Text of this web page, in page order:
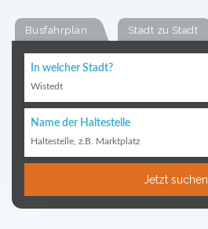
Busfahrplan Stadt zu Stadt
In welcher Stadt?
Wistedt
Name der Haltestelle
Haltestelle, z.B. Marktplatz
Jetzt suchen